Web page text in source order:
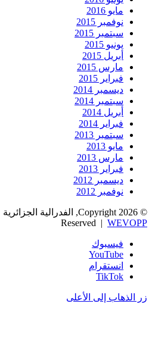
مايو 2016
نوفمبر 2015
سبتمبر 2015
يونيو 2015
أبريل 2015
مارس 2015
فبراير 2015
ديسمبر 2014
سبتمبر 2014
أبريل 2014
فبراير 2014
سبتمبر 2013
مايو 2013
مارس 2013
فبراير 2013
ديسمبر 2012
نوفمبر 2012
Reserved | WEVOPP
فيسبوك
‫YouTube
انستقرام
‫TikTok
زر الذهاب إلى الأعلى